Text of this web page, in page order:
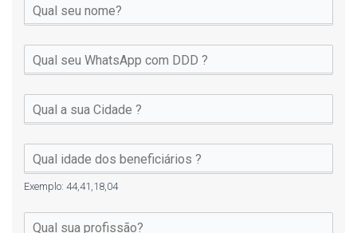
Exemplo: 44,41,18,04